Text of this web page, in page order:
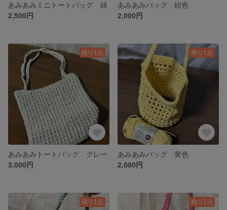
あみあみミニトートバッグ 緑
2,500円
あみあみバッグ 紺色
2,000円
残り1点
あみあみトートバッグ グレー
3,000円
残り1点
あみあみバッグ 黄色
2,000円
残り1点 残り1点